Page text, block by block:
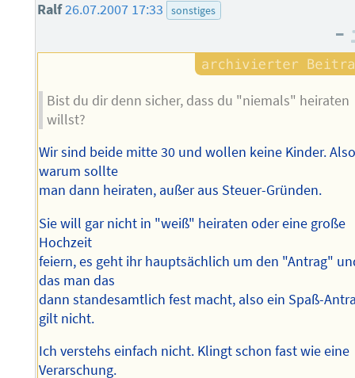
Ralf26.07.2007 17:33 sonstiges
–
Bist du dir denn sicher, dass du "niemals" heiraten
willst?
Wir sind beide mitte 30 und wollen keine Kinder.
warum sollte
man dann heiraten, außer aus Steuer-Gründen.
Sie will gar nicht in "weiß" heiraten oder eine große
Hochzeit
feiern, es geht ihr hauptsächlich um den "Antrag"
das man das
dann standesamtlich fest macht, also ein Spaß-
gilt nicht.
Ich verstehs einfach nicht. Klingt schon fast wie eine
Verarschung.